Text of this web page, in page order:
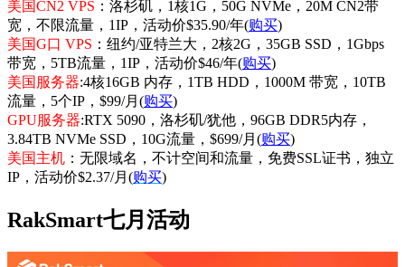
美国CN2 VPS ：洛杉矶，1核1G，50G NVMe，20M CN2带
宽，不限流量，1IP，活动价$35.90/年(购买)
美国G口 VPS ：纽约/亚特兰大，2核2G，35GB SSD，1Gbps
带宽，5TB流量，1IP，活动价$46/年(购买)
美国服务器:4核16GB 内存，1TB HDD，1000M 带宽，10TB
流量，5个IP，$99/月(购买)
GPU服务器:RTX 5090，洛杉矶/犹他，96GB DDR5内存，
3.84TB NVMe SSD，10G流量，$699/月(购买)
美国主机 ：无限域名，不计空间和流量，免费SSL证书，独立
IP，活动价$2.37/月(购买)
RakSmart七月活动